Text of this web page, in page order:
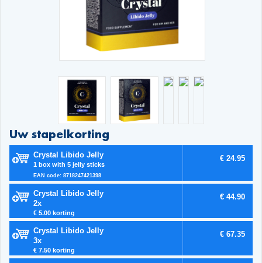
Uw stapelkorting
Crystal Libido Jelly
1 box with 5 jelly sticks
EAN code: 8718247421398
€ 24.95
Crystal Libido Jelly
2x
€ 5.00 korting
€ 44.90
Crystal Libido Jelly
3x
€ 7.50 korting
€ 67.35